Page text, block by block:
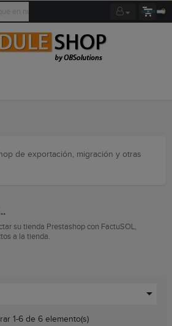
0
de exportación, migración y otras
su tienda Prestashop con FactuSOL,
a la tienda.

1-6 de 6 elemento(s)